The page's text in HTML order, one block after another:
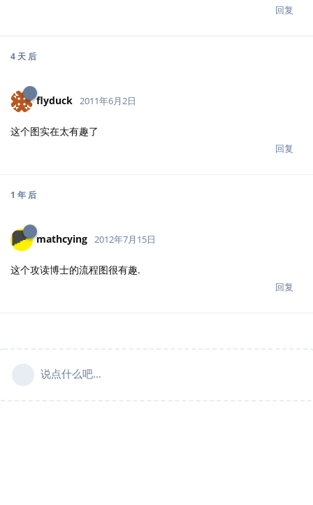
回复
4 天 后
flyduck 2011年6月2日
这个图实在太有趣了
回复
1 年 后
mathcying 2012年7月15日
这个攻读博士的流程图很有趣.
回复
说点什么吧...